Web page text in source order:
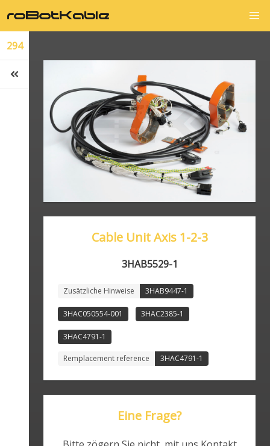
294
Cable Unit Axis 1-2-3
3HAB5529-1
Zusätzliche Hinweise 3HAB9447-1
3HAC050554-001 3HAC2385-1
3HAC4791-1
Remplacement reference 3HAC4791-1
Eine Frage?